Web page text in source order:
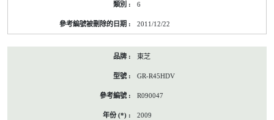
6
2011/12/22
東芝
GR-R45HDV
R090047
2009